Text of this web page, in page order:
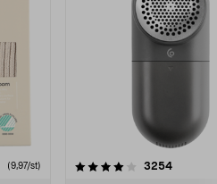
(9,97/st) 3254
4.5av 5 stjärnor